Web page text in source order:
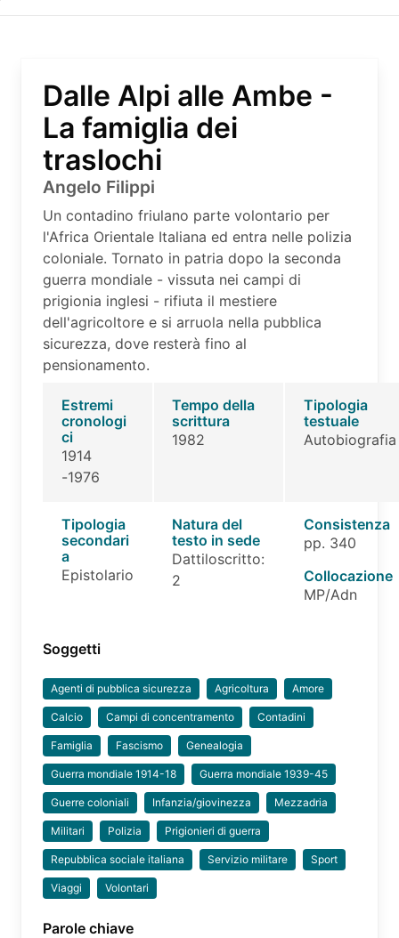
Dalle Alpi alle Ambe -
La famiglia dei
traslochi
Angelo Filippi
Un contadino friulano parte volontario per
l'Africa Orientale Italiana ed entra nelle polizia
coloniale. Tornato in patria dopo la seconda
guerra mondiale - vissuta nei campi di
prigionia inglesi - rifiuta il mestiere
dell'agricoltore e si arruola nella pubblica
sicurezza, dove resterà fino al
pensionamento.
Estremi
cronologi
ci
1914
-1976
Tempo della
scrittura
1982
Tipologia
testuale
Autobiografia
Tipologia
secondari
a
Epistolario
Natura del
testo in sede
Dattiloscritto:
2
Consistenza
pp. 340
Collocazione
MP/Adn
Soggetti
Agenti di pubblica sicurezza Agricoltura Amore
Calcio Campi di concentramento Contadini
Famiglia Fascismo Genealogia
Guerra mondiale 1914-18 Guerra mondiale 1939-45
Guerre coloniali Infanzia/giovinezza Mezzadria
Militari Polizia Prigionieri di guerra
Repubblica sociale italiana Servizio militare Sport
Viaggi Volontari
Parole chiave